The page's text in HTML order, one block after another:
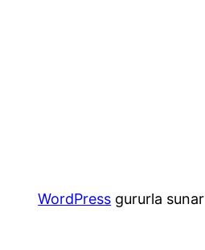
WordPress gururla sunar